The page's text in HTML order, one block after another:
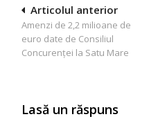
Navigare
în
articole
Articolul anterior
Amenzi de 2,2 milioane de
euro date de Consiliul
Concurenței la Satu Mare
Lasă un răspuns